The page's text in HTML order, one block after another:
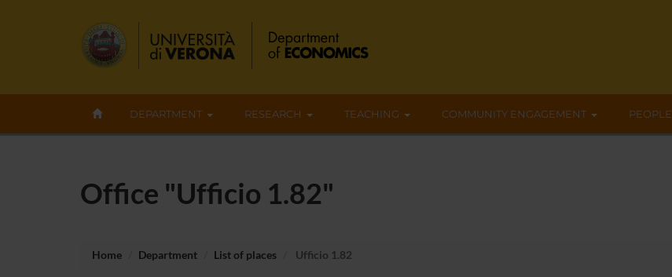
DEPARTMENT RESEARCH TEACHING COMMUNITY ENGAGEMENT PEOPLE
Office "Ufficio 1.82"
Home Department List of places Ufficio 1.82